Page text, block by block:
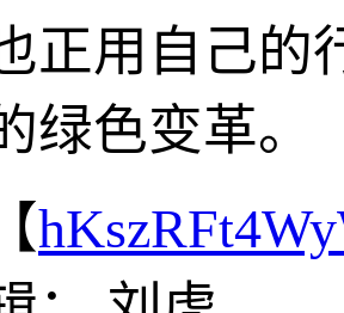
正用自己的
绿色变革。